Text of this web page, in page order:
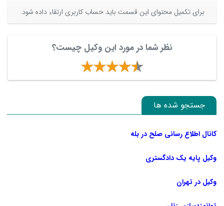
برای تکمیل محتوای این قسمت باید حساب کاربری ارتقاء داده شود.
نظر شما در مورد این وکیل چیست؟
جستجو شده ها
کانال اطلاع رسانی صلح در بله
وکیل پایه یک دادگستری
وکیل در تهران